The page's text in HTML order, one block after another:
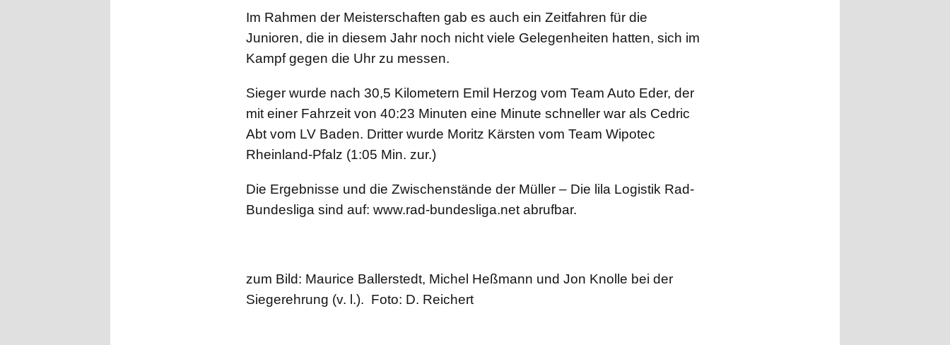
Im Rahmen der Meisterschaften gab es auch ein Zeitfahren für die
Junioren, die in diesem Jahr noch nicht viele Gelegenheiten hatten, sich im
Kampf gegen die Uhr zu messen.
Sieger wurde nach 30,5 Kilometern Emil Herzog vom Team Auto Eder, der
mit einer Fahrzeit von 40:23 Minuten eine Minute schneller war als Cedric
Abt vom LV Baden. Dritter wurde Moritz Kärsten vom Team Wipotec
Rheinland-Pfalz (1:05 Min. zur.)
Die Ergebnisse und die Zwischenstände der Müller – Die lila Logistik Rad-
Bundesliga sind auf: www.rad-bundesliga.net abrufbar.
zum Bild: Maurice Ballerstedt, Michel Heßmann und Jon Knolle bei der
Siegerehrung (v. l.). Foto: D. Reichert